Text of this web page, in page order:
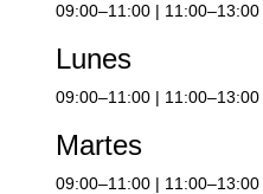
09:00–11:00 |
Lunes
09:00–11:00 |
Martes
09:00–11:00 |